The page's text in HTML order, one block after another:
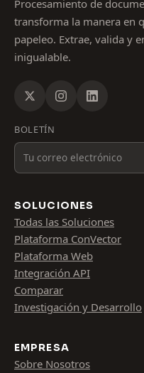
Procesamiento de
transforma la manera en
papeleo. Extrae, valida y
inigualable.
BOLETÍN
SOLUCIONES
Todas las Soluciones
Plataforma ConVector
Plataforma Web
Integración API
Comparar
Investigación y Desarrollo
EMPRESA
Sobre Nosotros